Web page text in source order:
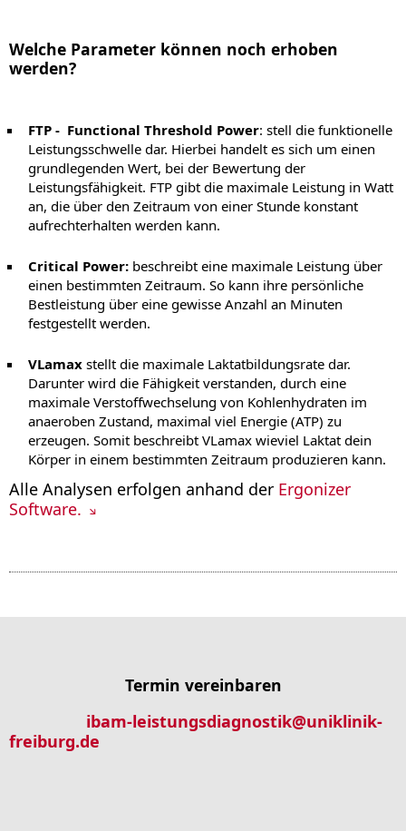
Welche Parameter können noch erhoben
werden?
FTP - Functional Threshold Power: stell die funktionelle
Leistungsschwelle dar. Hierbei handelt es sich um einen
grundlegenden Wert, bei der Bewertung der
Leistungsfähigkeit. FTP gibt die maximale Leistung in Watt
an, die über den Zeitraum von einer Stunde konstant
aufrechterhalten werden kann.
Critical Power: beschreibt eine maximale Leistung über
einen bestimmten Zeitraum. So kann ihre persönliche
Bestleistung über eine gewisse Anzahl an Minuten
festgestellt werden.
VLamax stellt die maximale Laktatbildungsrate dar.
Darunter wird die Fähigkeit verstanden, durch eine
maximale Verstoffwechselung von Kohlenhydraten im
anaeroben Zustand, maximal viel Energie (ATP) zu
erzeugen. Somit beschreibt VLamax wieviel Laktat dein
Körper in einem bestimmten Zeitraum produzieren kann.
Alle Analysen erfolgen anhand der Ergonizer
Software.
Termin vereinbaren
ibam-leistungsdiagnostik@uniklinik-
freiburg.de